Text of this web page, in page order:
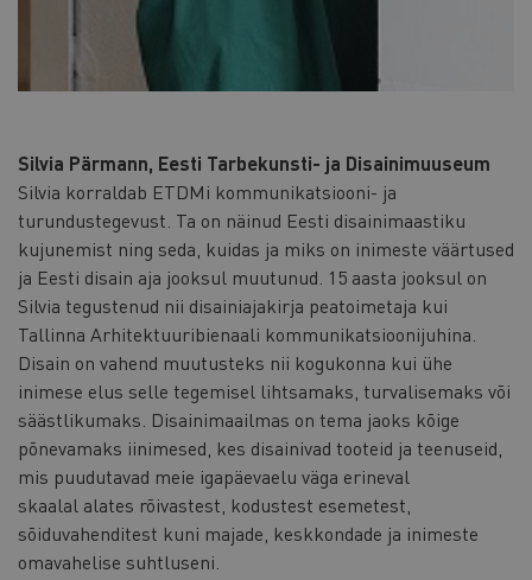
Silvia Pärmann, Eesti Tarbekunsti- ja Disainimuuseum
Silvia korraldab ETDMi kommunikatsiooni- ja
turundustegevust. Ta on näinud Eesti disainimaastiku
kujunemist ning seda, kuidas ja miks on inimeste väärtused
ja Eesti disain aja jooksul muutunud. 15 aasta jooksul on
Silvia tegustenud nii disainiajakirja peatoimetaja kui
Tallinna Arhitektuuribienaali kommunikatsioonijuhina.
Disain on vahend muutusteks nii kogukonna kui ühe
inimese elus selle tegemisel lihtsamaks, turvalisemaks või
säästlikumaks. Disainimaailmas on tema jaoks kõige
põnevamaks iinimesed, kes disainivad tooteid ja teenuseid,
mis puudutavad meie igapäevaelu väga erineval
skaalal alates rõivastest, kodustest esemetest,
sõiduvahenditest kuni majade, keskkondade ja inimeste
omavahelise suhtluseni.